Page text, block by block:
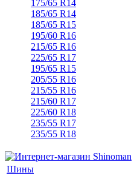
175/65 R14
185/65 R14
185/65 R15
195/60 R16
215/65 R16
225/65 R17
195/65 R15
205/55 R16
215/55 R16
215/60 R17
225/60 R18
235/55 R17
235/55 R18
Шины